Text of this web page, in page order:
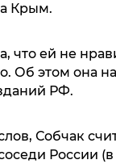
Крым.
что ей не
Об этом она
РФ.
Собчак
России